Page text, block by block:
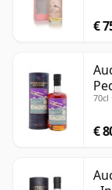
€
70cl
€